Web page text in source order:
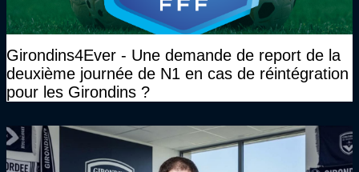
Girondins4Ever - Une demande de report de la
deuxième journée de N1 en cas de réintégration
pour les Girondins ?